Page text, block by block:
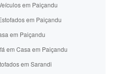
em Paiçandu
em Paiçandu
em Paiçandu
em Casa em Paiçandu
em Sarandi